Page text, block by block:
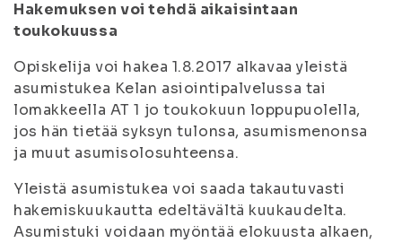
Hakemuksen voi tehdä aikaisintaan
toukokuussa
Opiskelija voi hakea 1.8.2017 alkavaa yleistä
asumistukea Kelan asiointipalvelussa tai
lomakkeella AT 1 jo toukokuun loppupuolella,
jos hän tietää syksyn tulonsa, asumismenonsa
ja muut asumisolosuhteensa.
Yleistä asumistukea voi saada takautuvasti
hakemiskuukautta edeltävältä kuukaudelta.
Asumistuki voidaan myöntää elokuusta alkaen,